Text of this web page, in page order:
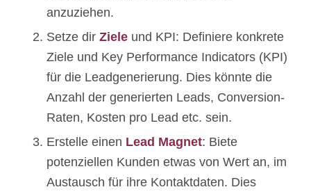
anzuziehen.
Setze dir Zieleund KPI: Definiere konkrete
Ziele und Key Performance Indicators (KPI)
für die Leadgenerierung. Dies könnte die
Anzahl der generierten Leads, Conversion-
Raten, Kosten pro Lead etc. sein.
Erstelle einen Lead Magnet: Biete
potenziellen Kunden etwas von Wert an, im
Austausch für ihre Kontaktdaten. Dies